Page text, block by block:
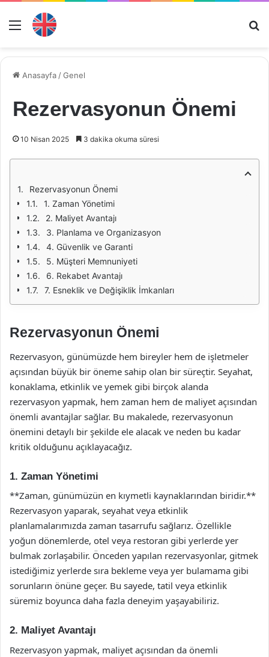
Menü
Anasayfa /Genel
Rezervasyonun Önemi
10 Nisan 2025 3 dakika okuma süresi
Rezervasyonun Önemi
1. Zaman Yönetimi
2. Maliyet Avantajı
3. Planlama ve Organizasyon
4. Güvenlik ve Garanti
5. Müşteri Memnuniyeti
6. Rekabet Avantajı
7. Esneklik ve Değişiklik İmkanları
Rezervasyonun Önemi
Rezervasyon, günümüzde hem bireyler hem de işletmeler
açısından büyük bir öneme sahip olan bir süreçtir. Seyahat,
konaklama, etkinlik ve yemek gibi birçok alanda
rezervasyon yapmak, hem zaman hem de maliyet açısından
önemli avantajlar sağlar. Bu makalede, rezervasyonun
önemini detaylı bir şekilde ele alacak ve neden bu kadar
kritik olduğunu açıklayacağız.
1. Zaman Yönetimi
**Zaman, günümüzün en kıymetli kaynaklarından biridir.**
Rezervasyon yaparak, seyahat veya etkinlik
planlamalarımızda zaman tasarrufu sağlarız. Özellikle
yoğun dönemlerde, otel veya restoran gibi yerlerde yer
bulmak zorlaşabilir. Önceden yapılan rezervasyonlar, gitmek
istediğimiz yerlerde sıra bekleme veya yer bulamama gibi
sorunların önüne geçer. Bu sayede, tatil veya etkinlik
süremiz boyunca daha fazla deneyim yaşayabiliriz.
2. Maliyet Avantajı
Rezervasyon yapmak, maliyet açısından da önemli